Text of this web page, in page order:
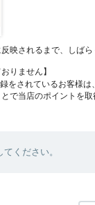
映されるまで、しばら
りません】
をされているお客様は
で当店のポイントを取
ください。